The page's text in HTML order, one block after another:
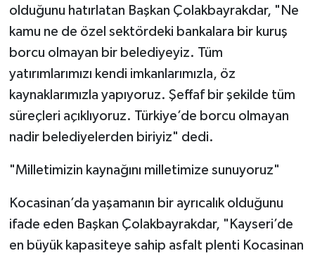
olduğunu hatırlatan Başkan Çolakbayrakdar, "Ne
kamu ne de özel sektördeki bankalara bir kuruş
borcu olmayan bir belediyeyiz. Tüm
yatırımlarımızı kendi imkanlarımızla, öz
kaynaklarımızla yapıyoruz. Şeffaf bir şekilde tüm
süreçleri açıklıyoruz. Türkiye’de borcu olmayan
nadir belediyelerden biriyiz" dedi.
"Milletimizin kaynağını milletimize sunuyoruz"
Kocasinan’da yaşamanın bir ayrıcalık olduğunu
ifade eden Başkan Çolakbayrakdar, "Kayseri’de
en büyük kapasiteye sahip asfalt plenti Kocasinan